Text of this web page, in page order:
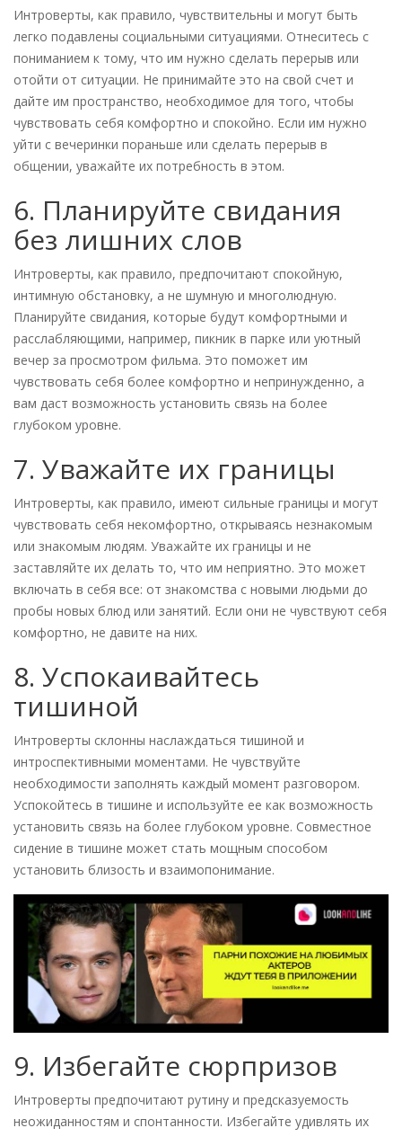
Интроверты, как правило, чувствительны и могут быть
легко подавлены социальными ситуациями. Отнеситесь с
пониманием к тому, что им нужно сделать перерыв или
отойти от ситуации. Не принимайте это на свой счет и
дайте им пространство, необходимое для того, чтобы
чувствовать себя комфортно и спокойно. Если им нужно
уйти с вечеринки пораньше или сделать перерыв в
общении, уважайте их потребность в этом.
6. Планируйте свидания
без лишних слов
Интроверты, как правило, предпочитают спокойную,
интимную обстановку, а не шумную и многолюдную.
Планируйте свидания, которые будут комфортными и
расслабляющими, например, пикник в парке или уютный
вечер за просмотром фильма. Это поможет им
чувствовать себя более комфортно и непринужденно, а
вам даст возможность установить связь на более
глубоком уровне.
7. Уважайте их границы
Интроверты, как правило, имеют сильные границы и могут
чувствовать себя некомфортно, открываясь незнакомым
или знакомым людям. Уважайте их границы и не
заставляйте их делать то, что им неприятно. Это может
включать в себя все: от знакомства с новыми людьми до
пробы новых блюд или занятий. Если они не чувствуют себя
комфортно, не давите на них.
8. Успокаивайтесь
тишиной
Интроверты склонны наслаждаться тишиной и
интроспективными моментами. Не чувствуйте
необходимости заполнять каждый момент разговором.
Успокойтесь в тишине и используйте ее как возможность
установить связь на более глубоком уровне. Совместное
сидение в тишине может стать мощным способом
установить близость и взаимопонимание.
9. Избегайте сюрпризов
Интроверты предпочитают рутину и предсказуемость
неожиданностям и спонтанности. Избегайте удивлять их